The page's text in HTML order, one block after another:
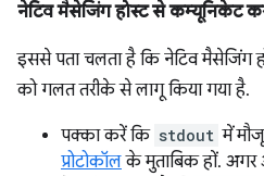
नेटिव मैसेजिंग होस्ट से कम्यूनिकेट
इससे पता चलता है कि नेटिव मैसेजिंग
को गलत तरीके से लागू किया गया है.
पक्का करें कि stdout में
प्रोटोकॉलके मुताबिक हों.